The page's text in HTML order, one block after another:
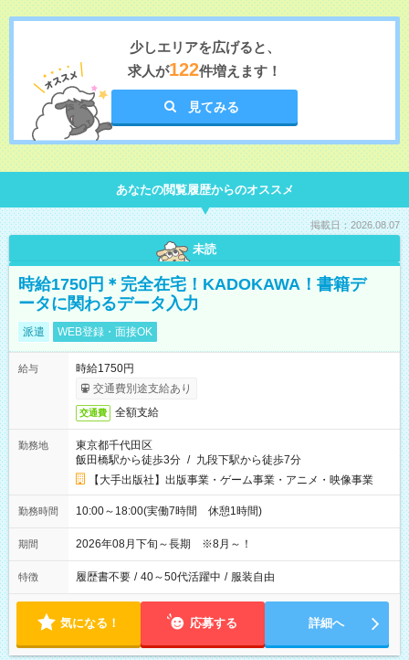
少しエリアを広げると、
求人が122件増えます！
見てみる
あなたの閲覧履歴からのオススメ
掲載日：2026.08.07
未読
時給1750円＊完全在宅！KADOKAWA！書籍デ
ータに関わるデータ入力
派遣 WEB登録・面接OK
給与
時給1750円
交通費別途支給あり
交通費 全額支給
勤務地
東京都千代田区
飯田橋駅から徒歩3分 / 九段下駅から徒歩7分
【大手出版社】出版事業・ゲーム事業・アニメ・映像事業
勤務時間 10:00～18:00(実働7時間 休憩1時間)
期間 2026年08月下旬～長期 ※8月～！
特徴 履歴書不要 / 40～50代活躍中 / 服装自由
気になる！ 応募する 詳細へ